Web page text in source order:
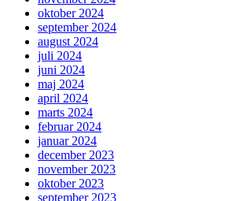
oktober 2024
september 2024
august 2024
juli 2024
juni 2024
maj 2024
april 2024
marts 2024
februar 2024
januar 2024
december 2023
november 2023
oktober 2023
september 2023